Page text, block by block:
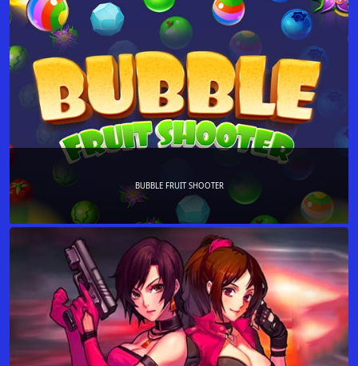
BUBBLE FRUIT SHOOTER